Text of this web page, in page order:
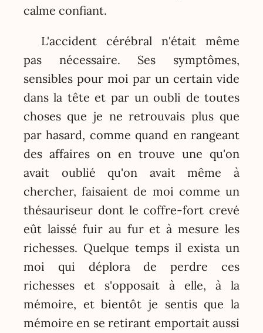
calme confiant.
L'accident cérébral n'était même
pas nécessaire. Ses symptômes,
sensibles pour moi par un certain vide
dans la tête et par un oubli de toutes
choses que je ne retrouvais plus que
par hasard, comme quand en rangeant
des affaires on en trouve une qu'on
avait oublié qu'on avait même à
chercher, faisaient de moi comme un
thésauriseur dont le coffre-fort crevé
eût laissé fuir au fur et à mesure les
richesses. Quelque temps il exista un
moi qui déplora de perdre ces
richesses et s'opposait à elle, à la
mémoire, et bientôt je sentis que la
mémoire en se retirant emportait aussi